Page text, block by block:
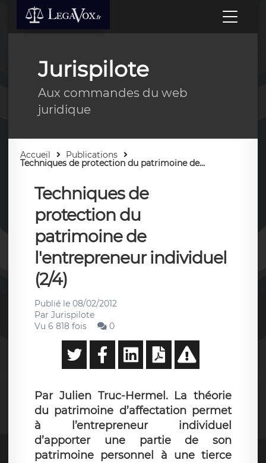
Jurispilote
Aux commandes du web
juridique
Accueil Publications
Techniques de protection du patrimoine de...
Techniques de
protection du
patrimoine de
l'entrepreneur individuel
(2/4)
Publié le 08/02/2012
Par Jurispilote
Vu 6 818 fois
0
Par Julien Truc-Hermel. La théorie
du patrimoine d’affectation permet
à l’entrepreneur individuel
d’apporter une partie de son
patrimoine personnel à une tierce